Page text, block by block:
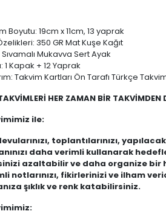
Boyutu: 19cm x 11cm, 13 yaprak
350 GR Mat Kuşe Kağıt
Mukavva Sert Ayak
1 Kapak + 12 Yaprak
Takvim Kartları Ön Tarafı Türkçe
HER ZAMAN BİR TAKVİMDEN
ile:
toplantılarınızı,
daha verimli kullanarak
azaltabilir ve daha organize bir
notlarınızı, fikirlerinizi ve ilham
şıklık ve renk katabilirsiniz.